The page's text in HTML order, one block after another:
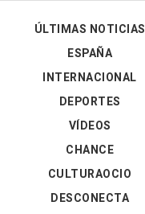
ÚLTIMAS NOTICIAS
ESPAÑA
INTERNACIONAL
DEPORTES
VÍDEOS
CHANCE
CULTURAOCIO
DESCONECTA